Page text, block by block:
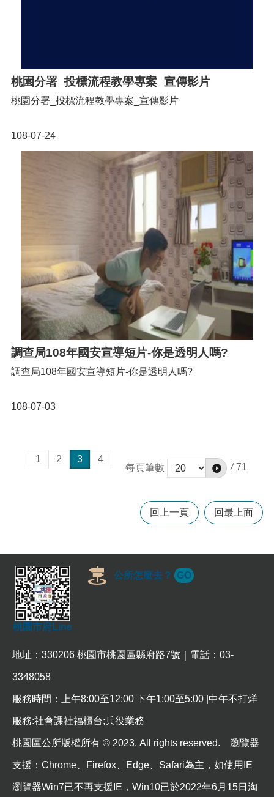
桃園分署_投標流程教學專案_宣傳影片
108-07-24
桃園分署_投標流程教學專案_宣傳影片
調查局108年國安宣導短片-你是透明人嗎?
108-07-03
調查局108年國安宣導短片-你是透明人嗎?
1 2 3
4
每頁筆數
/ 71
回上一頁 回最上面
桃園市府Line
公所怎麼去？ GO
地址：330206 桃園市桃園區縣府路7號｜電話：03-
3348058
服務時間：上午8:00至12:00 下午1:00至5:00 |中午不打烊
服務:社會課社福櫃台;兵役業務
桃園區公所版權所有 © 2023. All rights reserved. 瀏覽器
支援：Chrome、Firefox、Edge、Safari為主，如使用IE
瀏覽器Win7已不再支援IE，Win10已於2022年6月15日淘